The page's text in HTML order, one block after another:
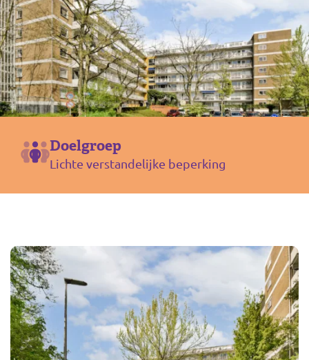
Doelgroep
Lichte verstandelijke beperking